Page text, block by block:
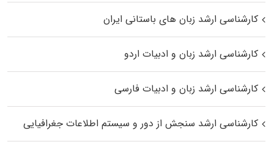
کارشناسی ارشد زبان‌ های باستانی ایران
کارشناسی ارشد زبان و ادبیات اردو
کارشناسی ارشد زبان و ادبیات فارسی
کارشناسی ارشد سنجش از دور و سیستم اطلاعات جغرافیایی